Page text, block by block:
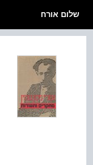
שלום אורח